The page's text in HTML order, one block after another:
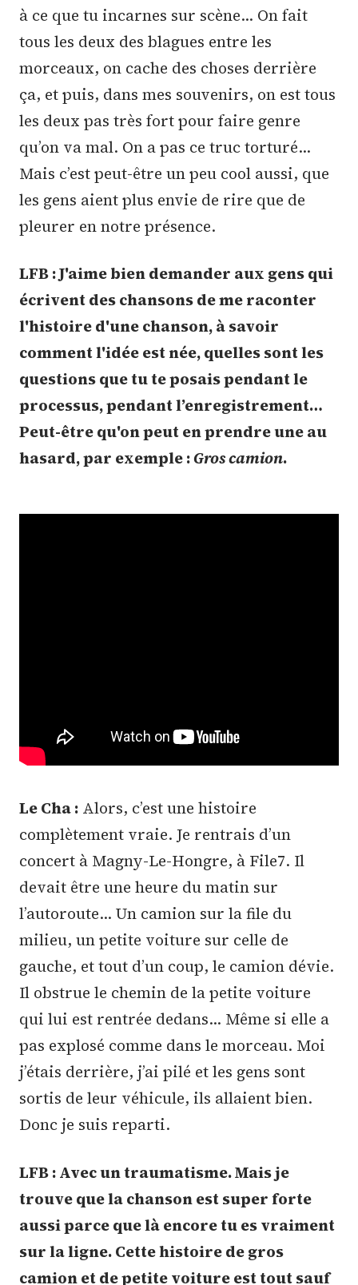
à ce que tu incarnes sur scène… On fait
tous les deux des blagues entre les
morceaux, on cache des choses derrière
ça, et puis, dans mes souvenirs, on est tous
les deux pas très fort pour faire genre
qu’on va mal. On a pas ce truc torturé…
Mais c’est peut-être un peu cool aussi, que
les gens aient plus envie de rire que de
pleurer en notre présence.
LFB : J'aime bien demander aux gens qui
écrivent des chansons de me raconter
l'histoire d'une chanson, à savoir
comment l'idée est née, quelles sont les
questions que tu te posais pendant le
processus, pendant l’enregistrement…
Peut-être qu'on peut en prendre une au
hasard, par exemple :Gros camion.
Le Cha : Alors, c’est une histoire
complètement vraie. Je rentrais d’un
concert à Magny-Le-Hongre, à File7. Il
devait être une heure du matin sur
l’autoroute… Un camion sur la file du
milieu, un petite voiture sur celle de
gauche, et tout d’un coup, le camion dévie.
Il obstrue le chemin de la petite voiture
qui lui est rentrée dedans… Même si elle a
pas explosé comme dans le morceau. Moi
j’étais derrière, j’ai pilé et les gens sont
sortis de leur véhicule, ils allaient bien.
Donc je suis reparti.
LFB : Avec un traumatisme. Mais je
trouve que la chanson est super forte
aussi parce que là encore tu es vraiment
sur la ligne. Cette histoire de gros
camion et de petite voiture est tout sauf